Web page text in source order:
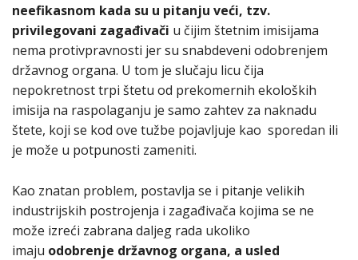
neefikasnom kada su u pitanju veći, tzv.
privilegovani zagađivači u čijim štetnim imisijama
nema protivpravnosti jer su snabdeveni odobrenjem
državnog organa. U tom je slučaju licu čija
nepokretnost trpi štetu od prekomernih ekoloških
imisija na raspolaganju je samo zahtev za naknadu
štete, koji se kod ove tužbe pojavljuje kao sporedan ili
je može u potpunosti zameniti.
Kao znatan problem, postavlja se i pitanje velikih
industrijskih postrojenja i zagađivača kojima se ne
može izreći zabrana daljeg rada ukoliko
imaju odobrenje državnog organa, a usled